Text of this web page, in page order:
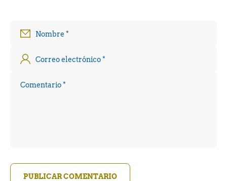
Nombre *
Correo electrónico*
Comentario*
PUBLICAR COMENTARIO